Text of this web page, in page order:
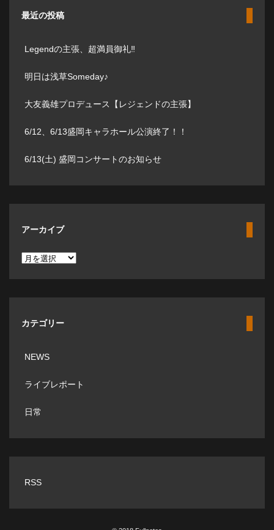
最近の投稿
Legendの主張、超満員御礼‼️
明日は浅草Someday♪
大友義雄プロデュース【レジェンドの主張】
6/12、6/13盛岡キャラホール公演終了！！
6/13(土) 盛岡コンサートのお知らせ
アーカイブ
ア
ブ
カテゴリー
NEWS
ライブレポート
日常
RSS